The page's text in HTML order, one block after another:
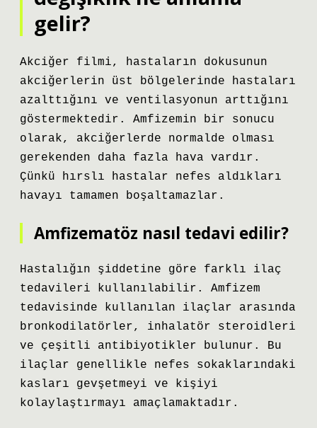
gelir?
Akciğer filmi, hastaların dokusunun
akciğerlerin üst bölgelerinde hastaları
azalttığını ve ventilasyonun arttığını
göstermektedir. Amfizemin bir sonucu
olarak, akciğerlerde normalde olması
gerekenden daha fazla hava vardır.
Çünkü hırslı hastalar nefes aldıkları
havayı tamamen boşaltamazlar.
Amfizematöz nasıl tedavi edilir?
Hastalığın şiddetine göre farklı ilaç
tedavileri kullanılabilir. Amfizem
tedavisinde kullanılan ilaçlar arasında
bronkodilatörler, inhalatör steroidleri
ve çeşitli antibiyotikler bulunur. Bu
ilaçlar genellikle nefes sokaklarındaki
kasları gevşetmeyi ve kişiyi
kolaylaştırmayı amaçlamaktadır.